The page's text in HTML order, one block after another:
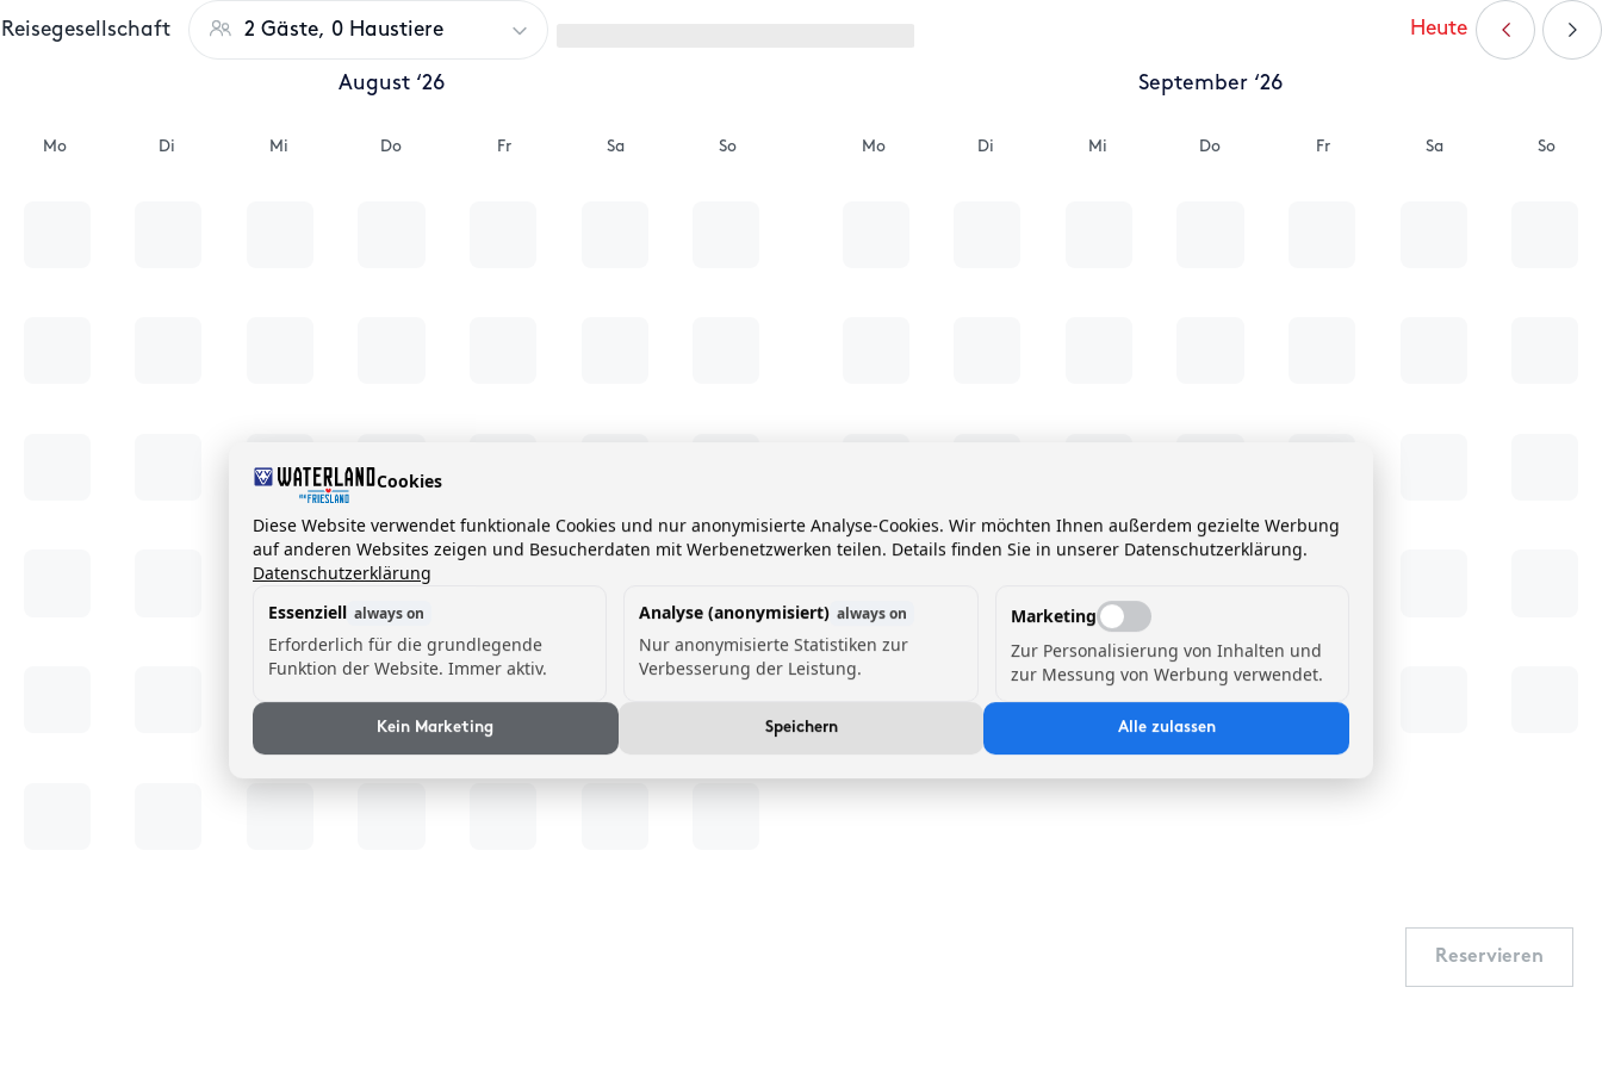
Reisegesellschaft 2 Gäste, 0 Haustiere Heute
August ‘26
Mo Di Mi Do Fr Sa So
September ‘26
Mo Di Mi Do Fr Sa So
Reservieren
Cookies
Diese Website verwendet funktionale Cookies und nur anonymisierte Analyse-Cookies. Wir möchten Ihnen außerdem gezielte Werbung
auf anderen Websites zeigen und Besucherdaten mit Werbenetzwerken teilen. Details finden Sie in unserer Datenschutzerklärung.
Datenschutzerklärung
Essenziell always on
Erforderlich für die grundlegende
Funktion der Website. Immer aktiv.
Analyse (anonymisiert) always on
Nur anonymisierte Statistiken zur
Verbesserung der Leistung.
Marketing
Zur Personalisierung von Inhalten und
zur Messung von Werbung verwendet.
Kein Marketing Speichern Alle zulassen